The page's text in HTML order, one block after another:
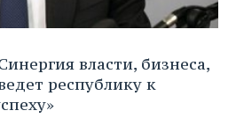
власти, бизнеса,
республику к